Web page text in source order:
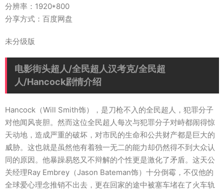
分辨率：1920*800
分享方式：百度网盘
未分级版
电影街头超人/全民超人汉考克/全民超
人/Hancock剧情介绍
Hancock（Will Smith饰），是刀枪不入的全民超人，犯罪分子
对他闻风丧胆。然而这位全民超人每次与犯罪分子对峙都闹得惊
天动地，造成严重的破坏，对市民的生命和公共财产都是巨大的
威胁。这也就是虽然他有着独一无二的能力却仍然得不到大众认
同的原因。他暴躁易怒又不辩解的个性更是激化了矛盾。这天公
关经理Ray Embrey（Jason Bateman饰）十分倒霉，不仅他的
全球爱心理念推销不出去，更在回家的途中被塞车堵在了火车轨